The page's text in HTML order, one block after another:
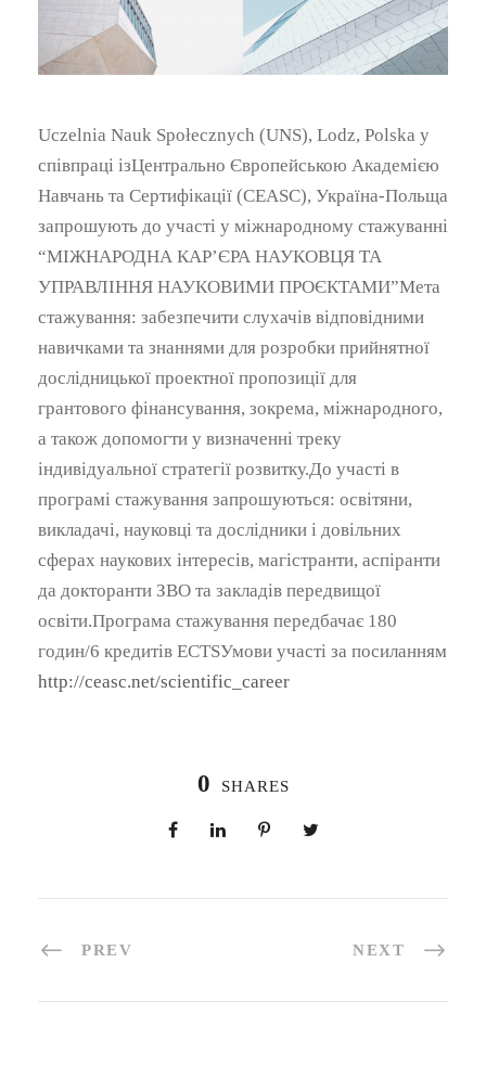
Uczelnia Nauk Społecznych (UNS), Lodz, Polska у
співпраці ізЦентрально Європейською Академією
Навчань та Сертифікації (CEASC), Україна-Польща
запрошують до участі у міжнародному стажуванні
“МІЖНАРОДНА КАР’ЄРА НАУКОВЦЯ ТА
УПРАВЛІННЯ НАУКОВИМИ ПРОЄКТАМИ”Мета
стажування: забезпечити слухачів відповідними
навичками та знаннями для розробки прийнятної
дослідницької проектної пропозиції для
грантового фінансування, зокрема, міжнародного,
а також допомогти у визначенні треку
індивідуальної стратегії розвитку.До участі в
програмі стажування запрошуються: освітяни,
викладачі, науковці та дослідники і довільних
сферах наукових інтересів, магістранти, аспіранти
да докторанти ЗВО та закладів передвищої
освіти.Програма стажування передбачає 180
годин/6 кредитів ECTSУмови участі за посиланням
http://ceasc.net/scientific_career
0 SHARES
PREV NEXT